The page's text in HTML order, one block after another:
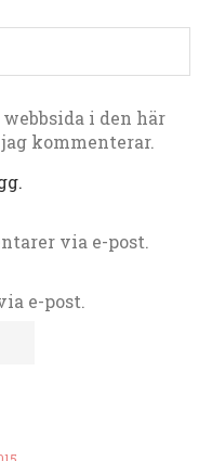
i den här
kommenterar.
via e-post.
e-post.